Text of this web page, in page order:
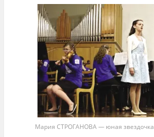
Мария СТРОГАНОВА — юная звездочка